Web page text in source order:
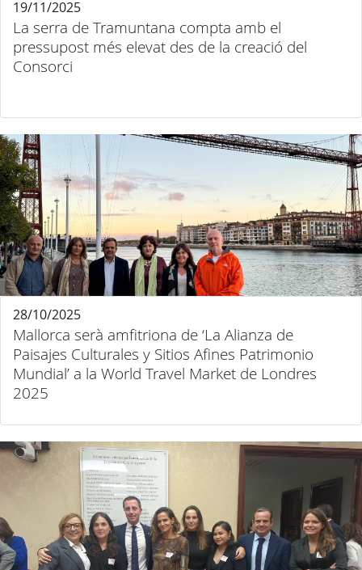
La serra de Tramuntana compta amb el
pressupost més elevat des de la creació del
Consorci
19/11/2025
Mallorca serà amfitriona de ‘La Alianza de
Paisajes Culturales y Sitios Afines Patrimonio
Mundial’ a la World Travel Market de Londres
2025
28/10/2025